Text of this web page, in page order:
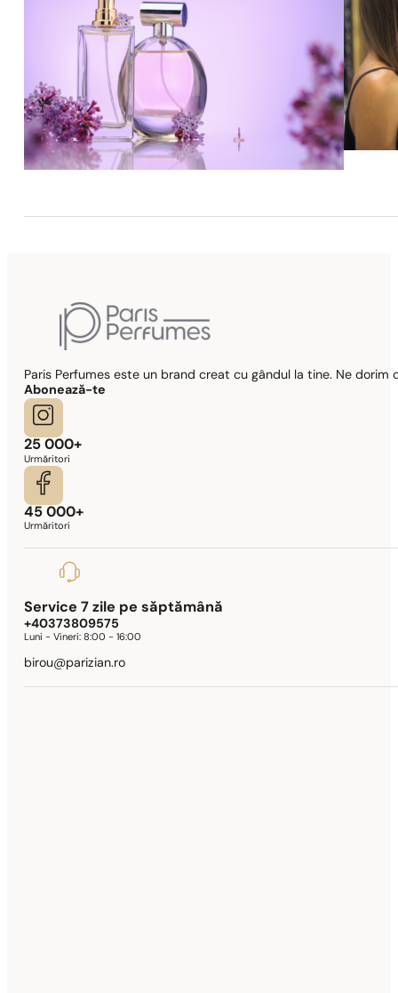
Paris Perfumes este un brand creat cu gândul la tine. Ne
Abonează-te
25 000+
Urmăritori
45 000+
Urmăritori
Service 7 zile pe săptămână
+40373809575
Luni - Vineri:8:00 - 16:00
birou@parizian.ro